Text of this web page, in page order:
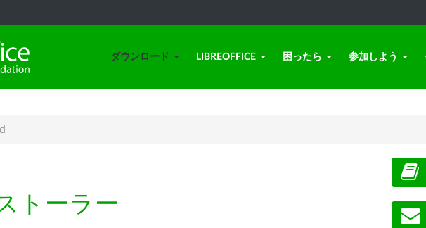
ダウンロード LIBREOFFICE 困ったら 参加しよう
トーラー